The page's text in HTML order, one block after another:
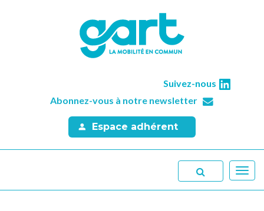
Suivez-nous
Abonnez-vous à notre newsletter
Espace adhérent